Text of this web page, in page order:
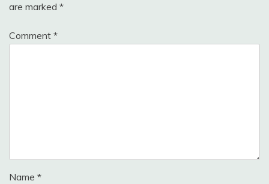
are marked *
Comment *
Name *